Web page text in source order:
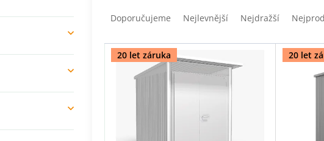
e
Doporučujeme Nejlevnější Nejdražší
20 let záruka 20 let